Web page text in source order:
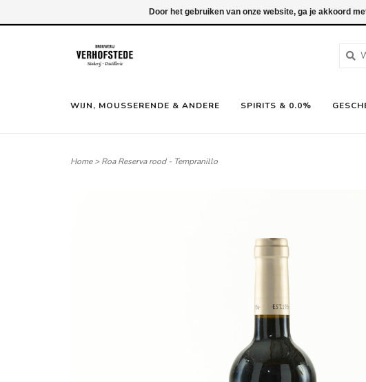
WIJN, MOUSSERENDE & ANDERE SPIRITS & 0.0%
Home>Roa Reserva rood - Tempranillo
Door het gebruiken van onze website, ga je akkoord